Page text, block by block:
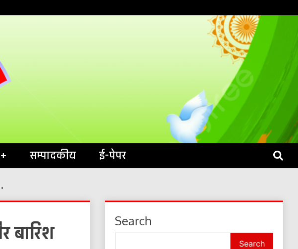
LIVE
सम्पादकीय ई-पेपर
Search
Search